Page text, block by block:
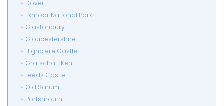
Dover
Exmoor National Park
Glastonbury
Gloucestershire
Highclere Castle
Grafschaft Kent
Leeds Castle
Old Sarum
Portsmouth